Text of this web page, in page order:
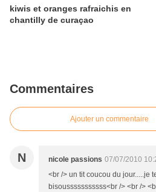
kiwis et oranges rafraichis en
chantilly de curaçao
Commentaires
Ajouter un commentaire
N nicole passions 07/07/2010
<br /> un tit coucou du jour.....je
bisousssssssssss<br /> <br />